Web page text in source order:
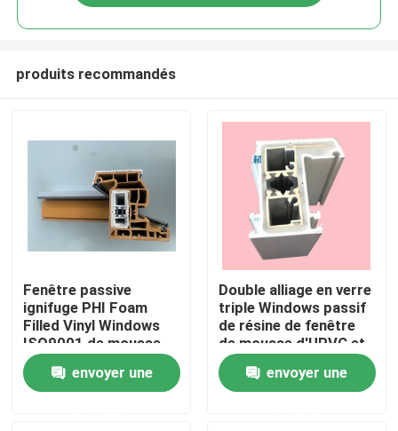
Maison
Produits
produits recommandés
Fenêtre passive
ignifuge PHI Foam
Filled Vinyl Windows
ISO9001 de mousse
d'UPVC
envoyer une
Double alliage en verre
triple Windows passif
de résine de fenêtre
de mousse d'UPVC et
portes
envoyer une